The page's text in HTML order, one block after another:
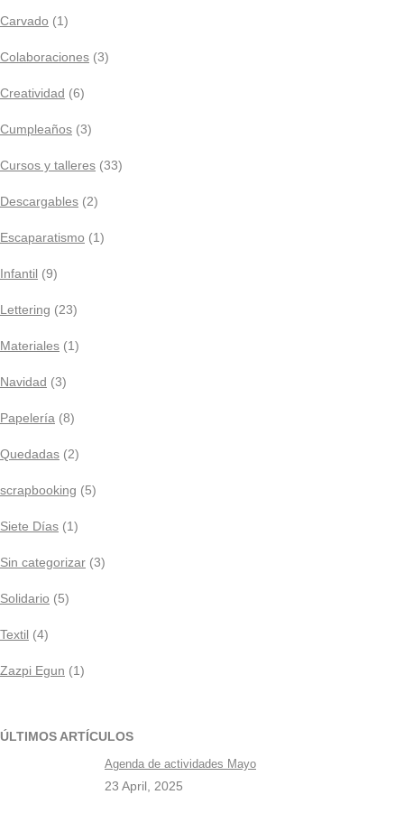
Carvado (1)
Colaboraciones (3)
Creatividad (6)
Cumpleaños (3)
Cursos y talleres (33)
Descargables (2)
Escaparatismo (1)
Infantil (9)
Lettering (23)
Materiales (1)
Navidad (3)
Papelería (8)
Quedadas (2)
scrapbooking (5)
Siete Días (1)
Sin categorizar (3)
Solidario (5)
Textil (4)
Zazpi Egun (1)
ÚLTIMOS ARTÍCULOS
Agenda de actividades Mayo
23 April, 2025